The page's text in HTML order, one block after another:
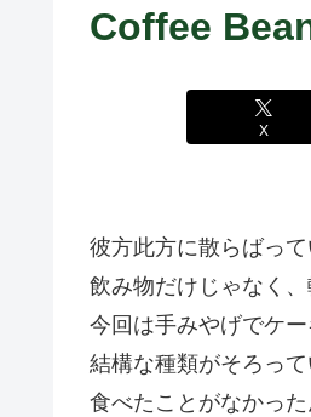
Coffee
X
彼方此方に散らばっ
飲み物だけじゃなく
今回は手みやげでケ
結構な種類がそろっ
食べたことがなかった